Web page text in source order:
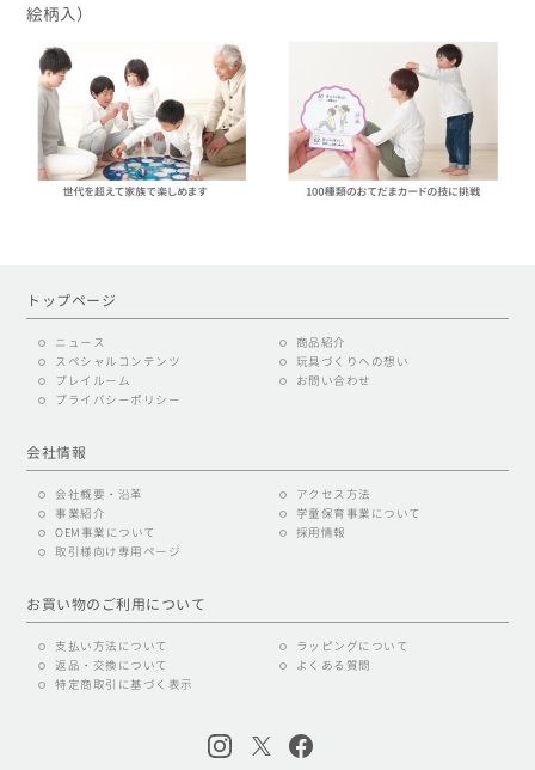
絵柄入）
トップページ
ニュース
商品紹介
スペシャルコンテンツ
玩具づくりへの想い
プレイルーム
お問い合わせ
プライバシーポリシー
会社情報
会社概要・沿革
アクセス方法
事業紹介
学童保育事業について
OEM事業について
採用情報
取引様向け専用ページ
お買い物のご利用について
支払い方法について
ラッピングについて
返品・交換について
よくある質問
特定商取引に基づく表示